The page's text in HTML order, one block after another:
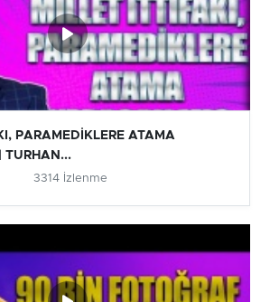
PARAMEDİKLERE ATAMA
TURHAN...
3314 İzlenme